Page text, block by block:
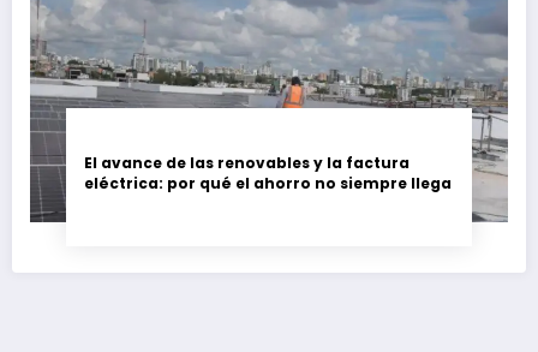
El avance de las renovables y la factura
eléctrica: por qué el ahorro no siempre llega